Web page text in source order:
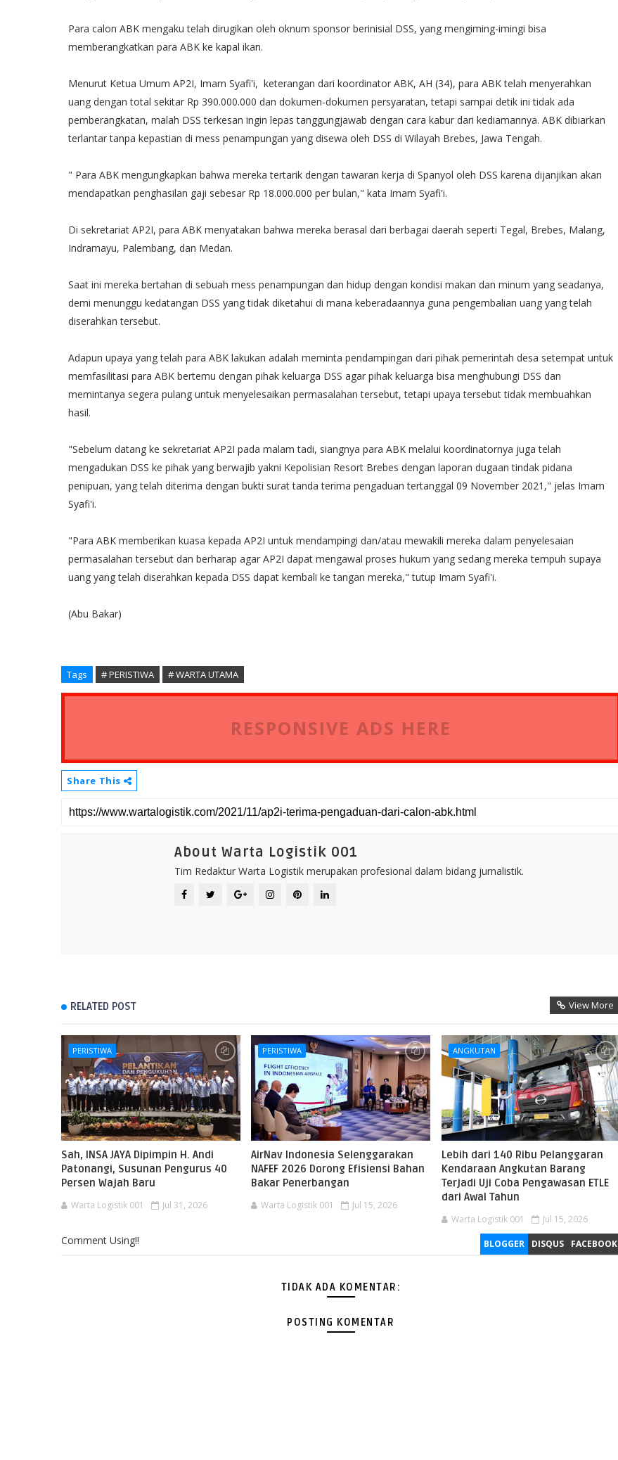
Para calon ABK mengaku telah dirugikan oleh oknum sponsor berinisial DSS, yang mengiming-imingi bisa
memberangkatkan para ABK ke kapal ikan.
Menurut Ketua Umum AP2I, Imam Syafi'i, keterangan dari koordinator ABK, AH (34), para ABK telah menyerahkan
uang dengan total sekitar Rp 390.000.000 dan dokumen-dokumen persyaratan, tetapi sampai detik ini tidak ada
pemberangkatan, malah DSS terkesan ingin lepas tanggungjawab dengan cara kabur dari kediamannya. ABK dibiarkan
terlantar tanpa kepastian di mess penampungan yang disewa oleh DSS di Wilayah Brebes, Jawa Tengah.
" Para ABK mengungkapkan bahwa mereka tertarik dengan tawaran kerja di Spanyol oleh DSS karena dijanjikan akan
mendapatkan penghasilan gaji sebesar Rp 18.000.000 per bulan," kata Imam Syafi'i.
Di sekretariat AP2I, para ABK menyatakan bahwa mereka berasal dari berbagai daerah seperti Tegal, Brebes, Malang,
Indramayu, Palembang, dan Medan.
Saat ini mereka bertahan di sebuah mess penampungan dan hidup dengan kondisi makan dan minum yang seadanya,
demi menunggu kedatangan DSS yang tidak diketahui di mana keberadaannya guna pengembalian uang yang telah
diserahkan tersebut.
Adapun upaya yang telah para ABK lakukan adalah meminta pendampingan dari pihak pemerintah desa setempat untuk
memfasilitasi para ABK bertemu dengan pihak keluarga DSS agar pihak keluarga bisa menghubungi DSS dan
memintanya segera pulang untuk menyelesaikan permasalahan tersebut, tetapi upaya tersebut tidak membuahkan
hasil.
"Sebelum datang ke sekretariat AP2I pada malam tadi, siangnya para ABK melalui koordinatornya juga telah
mengadukan DSS ke pihak yang berwajib yakni Kepolisian Resort Brebes dengan laporan dugaan tindak pidana
penipuan, yang telah diterima dengan bukti surat tanda terima pengaduan tertanggal 09 November 2021," jelas Imam
Syafi'i.
"Para ABK memberikan kuasa kepada AP2I untuk mendampingi dan/atau mewakili mereka dalam penyelesaian
permasalahan tersebut dan berharap agar AP2I dapat mengawal proses hukum yang sedang mereka tempuh supaya
uang yang telah diserahkan kepada DSS dapat kembali ke tangan mereka," tutup Imam Syafi'i.
(Abu Bakar)
Tags # PERISTIWA # WARTA UTAMA
RESPONSIVE ADS HERE
Share This
About Warta Logistik 001
Tim Redaktur Warta Logistik merupakan profesional dalam bidang jurnalistik.
RELATED POST View More
PERISTIWA
Sah, INSA JAYA Dipimpin H. Andi
Patonangi, Susunan Pengurus 40
Persen Wajah Baru
Warta Logistik 001 Jul 31, 2026
PERISTIWA
AirNav Indonesia Selenggarakan
NAFEF 2026 Dorong Efisiensi Bahan
Bakar Penerbangan
Warta Logistik 001 Jul 15, 2026
ANGKUTAN
Lebih dari 140 Ribu Pelanggaran
Kendaraan Angkutan Barang
Terjadi Uji Coba Pengawasan ETLE
dari Awal Tahun
Warta Logistik 001 Jul 15, 2026
BLOGGER DISQUS FACEBOOK
Comment Using!!
TIDAK ADA KOMENTAR:
POSTING KOMENTAR